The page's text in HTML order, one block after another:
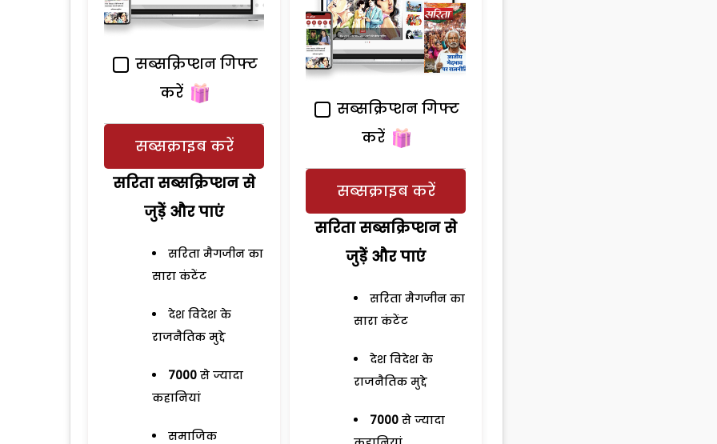
सब्सक्रिप्शन गिफ्ट
करें
सब्सक्राइब करें
सरिता सब्सक्रिप्शन से
जुड़ेें और पाएं
सरिता मैगजीन का
सारा कंटेंट
देश विदेश के
राजनैतिक मुद्दे
7000 से ज्यादा
कहानियां
समाजिक
सब्सक्रिप्शन गिफ्ट
करें
सब्सक्राइब करें
सरिता सब्सक्रिप्शन से
जुड़ेें और पाएं
सरिता मैगजीन का
सारा कंटेंट
देश विदेश के
राजनैतिक मुद्दे
7000 से ज्यादा